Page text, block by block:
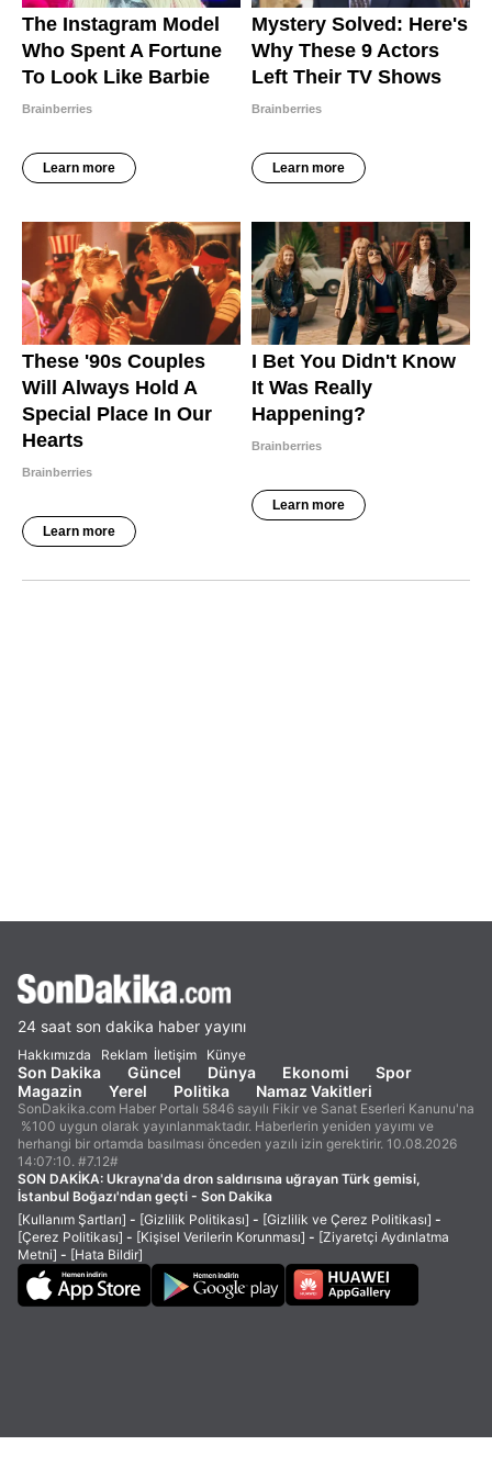
24 saat son dakika haber yayını
Hakkımızda Reklam İletişim Künye
Son Dakika Güncel Dünya Ekonomi
Spor
Magazin
Yerel Politika Namaz Vakitleri
SonDakika.com Haber Portalı 5846 sayılı Fikir ve Sanat Eserleri Kanunu'na
%100 uygun olarak yayınlanmaktadır. Haberlerin yeniden yayımı ve
herhangi bir ortamda basılması önceden yazılı izin gerektirir. 10.08.2026
14:07:10. #7.12#
SON DAKİKA: Ukrayna'da dron saldırısına uğrayan Türk gemisi,
İstanbul Boğazı'ndan geçti - Son Dakika
[Kullanım Şartları] - [Gizlilik Politikası] - [Gizlilik ve Çerez Politikası] -
[Çerez Politikası] - [Kişisel Verilerin Korunması] - [Ziyaretçi Aydınlatma
Metni] - [Hata Bildir]